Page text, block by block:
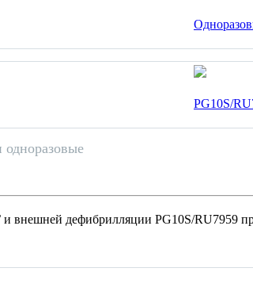
внешней дефибрилляции PG10S/